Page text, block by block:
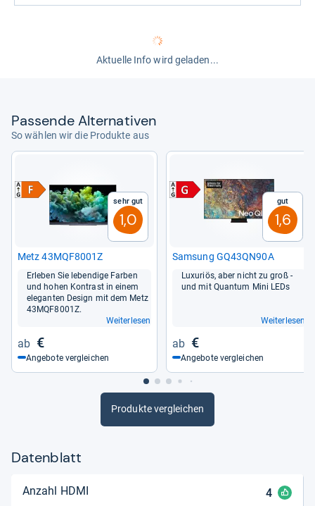
Aktuelle Info wird geladen...
Pas­sende Alter­na­ti­ven
So wählen wir die Produkte aus
Sehr gut
1,0
Metz 43MQF8001Z
Erle­ben Sie leben­dige Far­ben
und hohen Kon­trast in einem
ele­gan­ten Design mit dem Metz
43MQF8001Z.
Weiterlesen
€
Angebote vergleichen
Gut
1,6
Sam­sung GQ43QN90A
Luxu­riös, aber nicht zu groß -​
und mit Quan­tum Mini LEDs
Weiterlesen
€
Angebote vergleichen
Produkte vergleichen
Datenblatt
Anzahl HDMI 4